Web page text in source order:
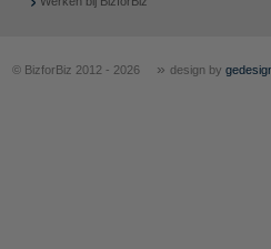
© BizforBiz 2012 - 2026 » design by